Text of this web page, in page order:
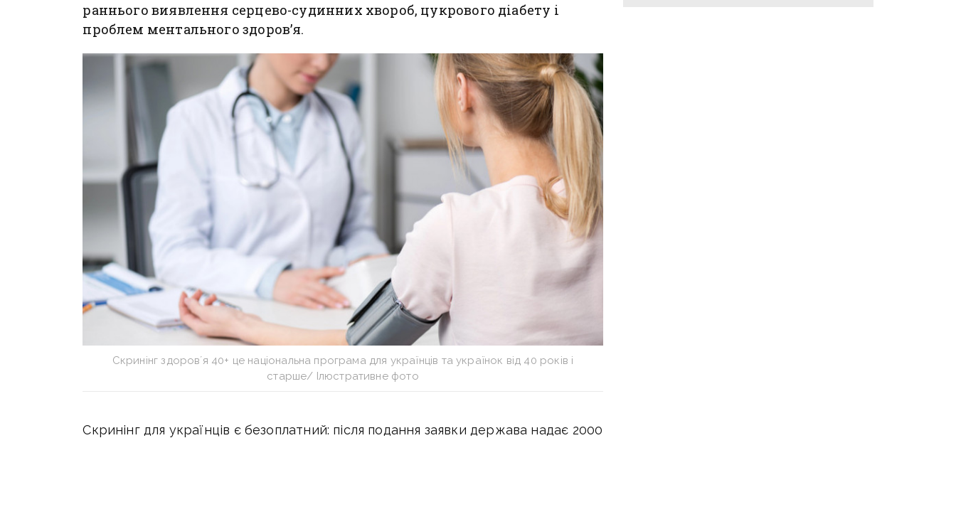
раннього виявлення серцево-судинних хвороб, цукрового діабету і
проблем ментального здоров’я.
Скринінг здоровʼя 40+ це національна програма для українців та українок від 40 років і
старше/ Ілюстративне фото
Скринінг для українців є безоплатний: після подання заявки держава надає 2000